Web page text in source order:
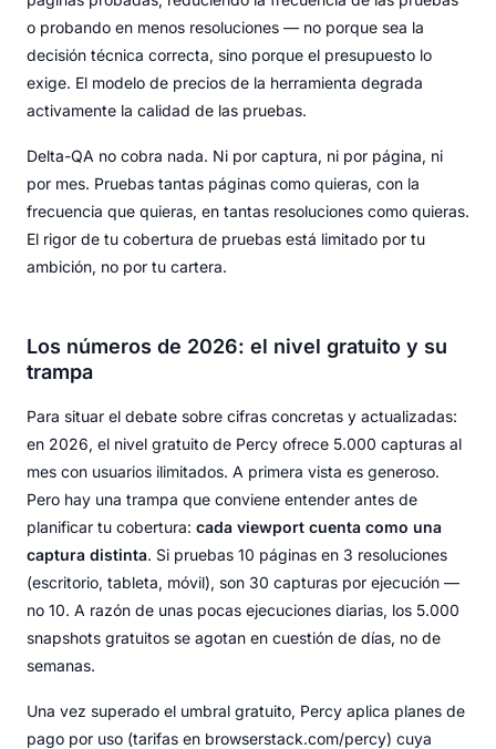
o probando en menos resoluciones — no porque sea la
decisión técnica correcta, sino porque el presupuesto lo
exige. El modelo de precios de la herramienta degrada
activamente la calidad de las pruebas.
Delta-QA no cobra nada. Ni por captura, ni por página, ni
por mes. Pruebas tantas páginas como quieras, con la
frecuencia que quieras, en tantas resoluciones como quieras.
El rigor de tu cobertura de pruebas está limitado por tu
ambición, no por tu cartera.
Los números de 2026: el nivel gratuito y su
trampa
Para situar el debate sobre cifras concretas y actualizadas:
en 2026, el nivel gratuito de Percy ofrece 5.000 capturas al
mes con usuarios ilimitados. A primera vista es generoso.
Pero hay una trampa que conviene entender antes de
planificar tu cobertura: cada viewport cuenta como una
captura distinta. Si pruebas 10 páginas en 3 resoluciones
(escritorio, tableta, móvil), son 30 capturas por ejecución —
no 10. A razón de unas pocas ejecuciones diarias, los 5.000
snapshots gratuitos se agotan en cuestión de días, no de
semanas.
Una vez superado el umbral gratuito, Percy aplica planes de
pago por uso (tarifas en browserstack.com/percy) cuya